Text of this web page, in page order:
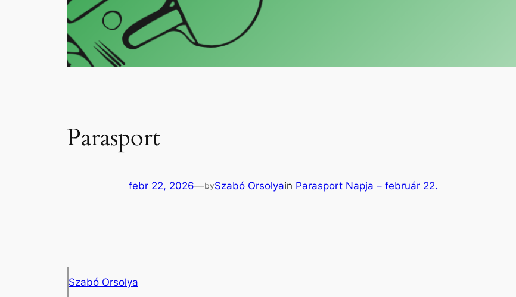
Parasport
febr 22, 2026—bySzabó Orsolyain Parasport Napja – február 22.
Szabó Orsolya